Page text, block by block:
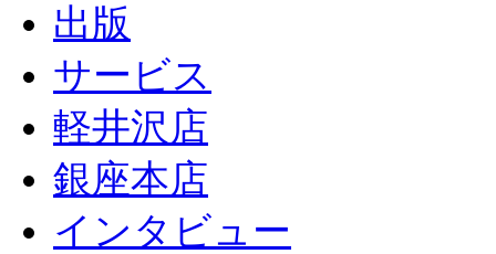
出版
サービス
軽井沢店
銀座本店
インタビュー